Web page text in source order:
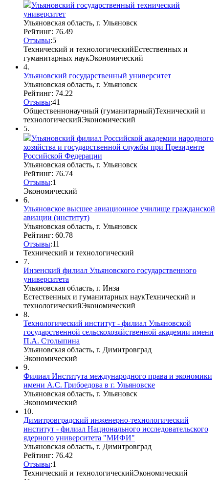
Ульяновский государственный технический
университет
Ульяновская область, г. Ульяновск
Рейтинг: 76.49
Отзывы:5
Технический и технологическийЕстественных и
гуманитарных наукЭкономический
4.
Ульяновский государственный университет
Ульяновская область, г. Ульяновск
Рейтинг: 74.22
Отзывы:41
Общественнонаучный (гуманитарный)Технический и
технологическийЭкономический
5.
Ульяновский филиал Российской академии народного
хозяйства и государственной службы при Президенте
Российской Федерации
Ульяновская область, г. Ульяновск
Рейтинг: 76.74
Отзывы:1
Экономический
6.
Ульяновское высшее авиационное училище гражданской
авиации (институт)
Ульяновская область, г. Ульяновск
Рейтинг: 60.78
Отзывы:11
Технический и технологический
7.
Инзенский филиал Ульяновского государственного
университета
Ульяновская область, г. Инза
Естественных и гуманитарных наукТехнический и
технологическийЭкономический
8.
Технологический институт - филиал Ульяновской
государственной сельскохозяйственной академии имени
П.А. Столыпина
Ульяновская область, г. Димитровград
Экономический
9.
Филиал Института международного права и экономики
имени А.С. Грибоедова в г. Ульяновске
Ульяновская область, г. Ульяновск
Экономический
10.
Димитровградский инженерно-технологический
институт - филиал Национального исследовательского
ядерного университета "МИФИ"
Ульяновская область, г. Димитровград
Рейтинг: 76.42
Отзывы:1
Технический и технологическийЭкономический